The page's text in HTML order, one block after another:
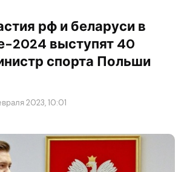
рф и беларуси в
2024 выступят 40
спорта Польши
2023, 10:01